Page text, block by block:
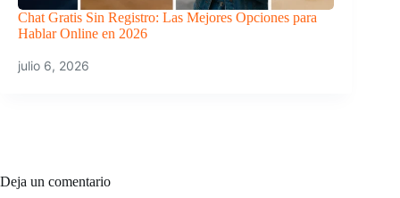
Chat Gratis Sin Registro: Las Mejores Opciones para
Hablar Online en 2026
julio 6, 2026
Deja un comentario